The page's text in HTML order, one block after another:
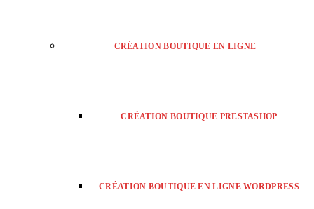
CRÉATION BOUTIQUE EN LIGNE
CRÉATION BOUTIQUE PRESTASHOP
CRÉATION BOUTIQUE EN LIGNE WORDPRESS